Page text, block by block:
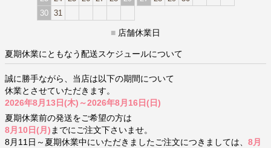
30 31
■ 店舗休業日
夏期休業にともなう配送スケジュールについて
誠に勝手ながら、当店は以下の期間について
休業とさせていただきます。
2026年8月13日(木)～2026年8月16日(日)
夏期休業前の発送をご希望の方は
8月10日(月) までにご注文下さいませ。
8月11日～夏期休業中にいただきましたご注文につきましては、 8月